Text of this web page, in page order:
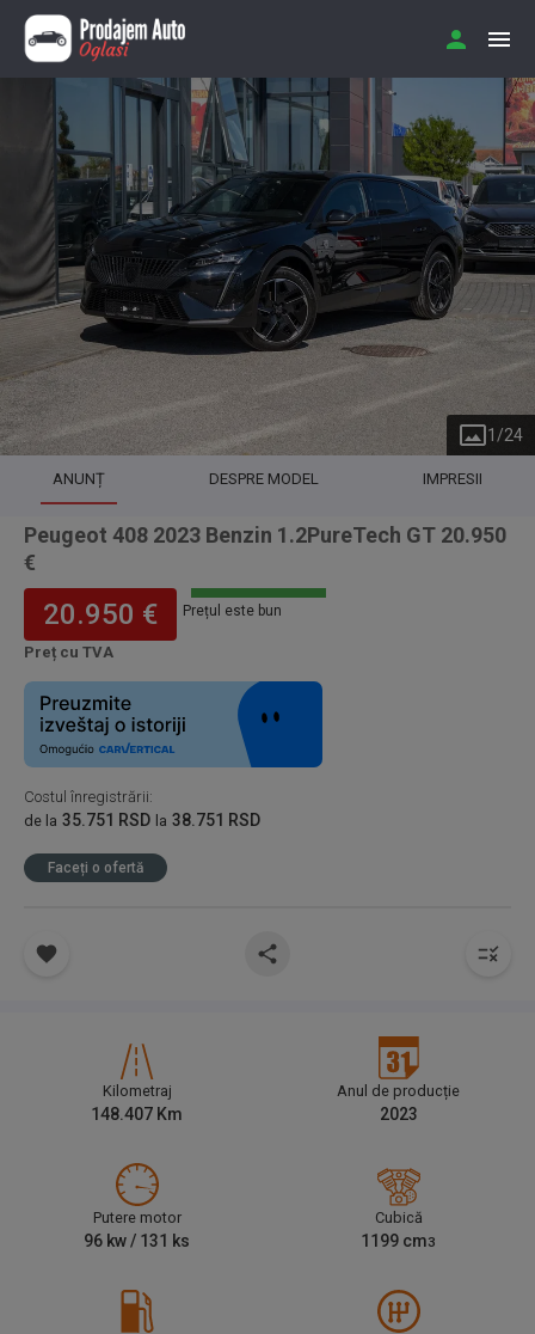
1 /24
ANUNȚ DESPRE MODEL IMPRESII
Peugeot 408 2023 Benzin 1.2PureTech GT 20.950
€
20.950 €
Preț cu TVA
Prețul este bun
Costul înregistrării:
de la 35.751 RSD la 38.751 RSD
Faceți o ofertă
Kilometraj
148.407 Km
Anul de producție
2023
Putere motor
96 kw / 131 ks
Cubică
1199 cm3